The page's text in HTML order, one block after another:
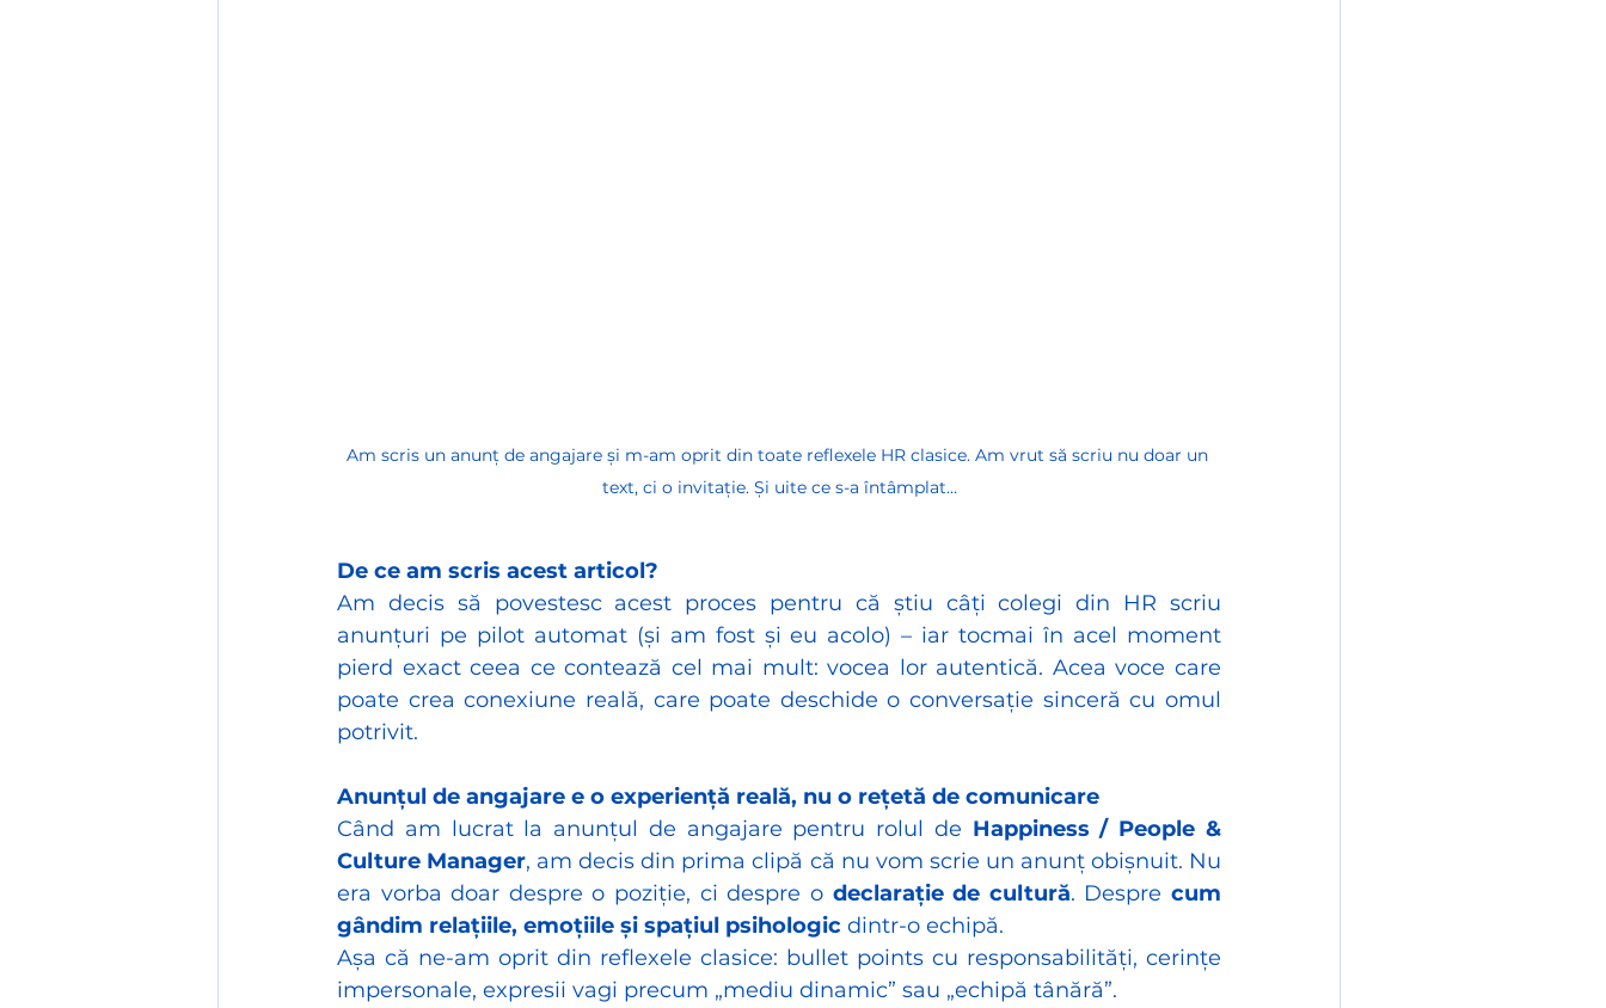
Am scris un anunț de angajare și m-am oprit din toate reflexele HR clasice. Am vrut să scriu nu doar un
text, ci o invitație. Și uite ce s-a întâmplat…
De ce am scris acest articol?
Am decis să povestesc acest proces pentru că știu câți colegi din HR scriu
anunțuri pe pilot automat (și am fost și eu acolo) – iar tocmai în acel moment
pierd exact ceea ce contează cel mai mult: vocea lor autentică. Acea voce care
poate crea conexiune reală, care poate deschide o conversație sinceră cu omul
potrivit.
Anunțul de angajare e o experiență reală, nu o rețetă de comunicare
Când am lucrat la anunțul de angajare pentru rolul de Happiness / People &
Culture Manager, am decis din prima clipă că nu vom scrie un anunț obișnuit. Nu
era vorba doar despre o poziție, ci despre o declarație de cultură. Despre cum
gândim relațiile, emoțiile și spațiul psihologic dintr-o echipă.
Așa că ne-am oprit din reflexele clasice: bullet points cu responsabilități, cerințe
impersonale, expresii vagi precum „mediu dinamic” sau „echipă tânără”.